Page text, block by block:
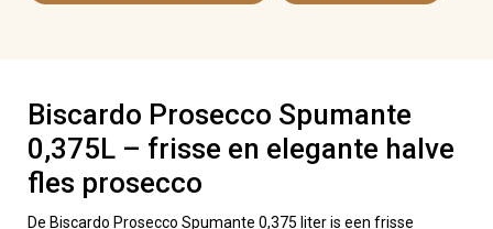
Biscardo Prosecco Spumante
0,375L – frisse en elegante halve
fles prosecco
De Biscardo Prosecco Spumante 0,375 liter is een frisse